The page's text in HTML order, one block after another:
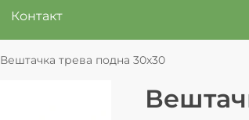
Контакт
Вештачка трева подна 30х30